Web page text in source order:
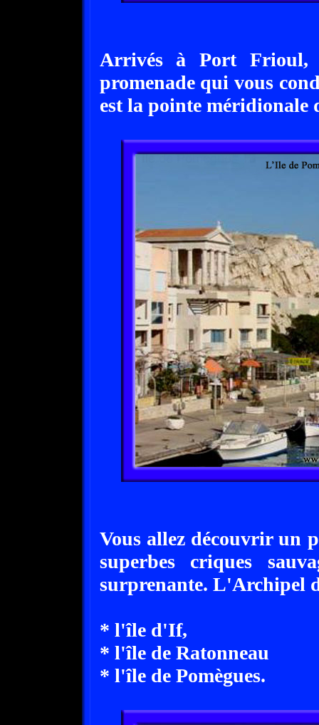
Arrivés à Port Frioul,
promenade qui vous
est la pointe méridionale
Vous allez découvrir un
superbes criques
surprenante. L'Archipel
* l'île d'If,
* l'île de Ratonneau
* l'île de Pomègues.